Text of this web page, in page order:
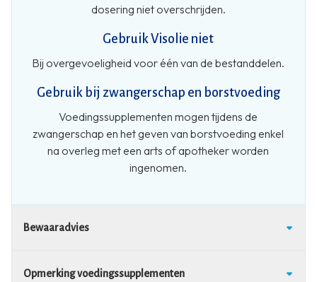
dosering niet overschrijden.
Gebruik Visolie niet
Bij overgevoeligheid voor één van de bestanddelen.
Gebruik bij zwangerschap en borstvoeding
Voedingssupplementen mogen tijdens de
zwangerschap en het geven van borstvoeding enkel
na overleg met een arts of apotheker worden
ingenomen.
Bewaaradvies
Opmerking voedingssupplementen